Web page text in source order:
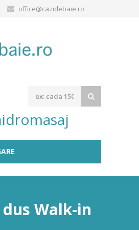
office@cazidebaie.ro
Walk-in